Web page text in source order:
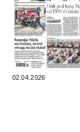
02.04.2026